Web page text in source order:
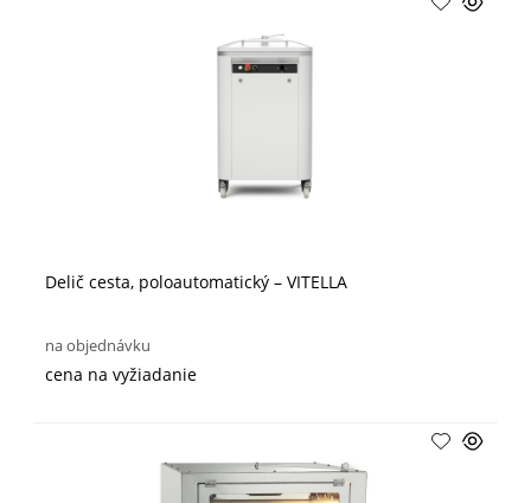
Delič cesta, poloautomatický – VITELLA
na objednávku
cena na vyžiadanie